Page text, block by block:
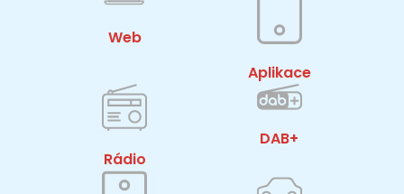
Web
Aplikace
Rádio
DAB+